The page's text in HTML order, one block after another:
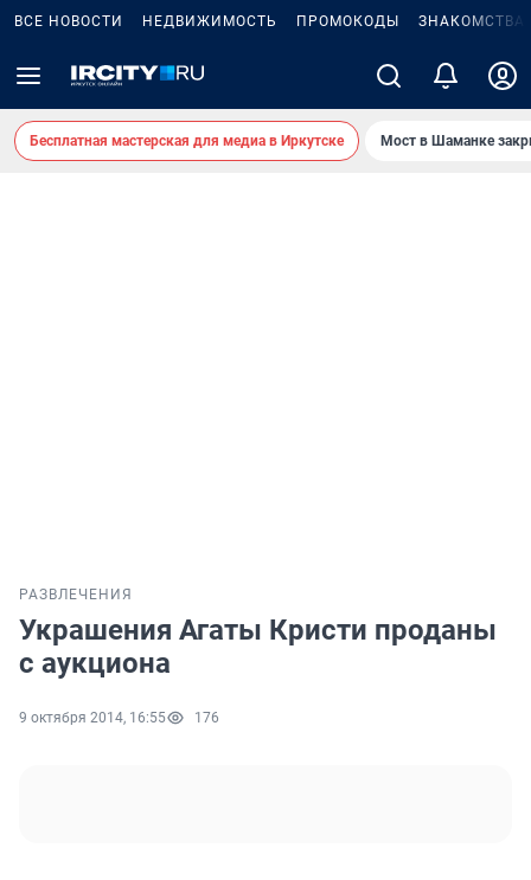
ВСЕ НОВОСТИ НЕДВИЖИМОСТЬ ПРОМОКОДЫ ЗНАКОМСТВА
Бесплатная мастерская для медиа в Иркутске Мост в Шаманке
РАЗВЛЕЧЕНИЯ
Украшения Агаты Кристи проданы
с аукциона
9 октября 2014, 16:55 176